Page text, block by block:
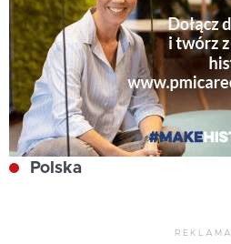
Polska
REKLAMA